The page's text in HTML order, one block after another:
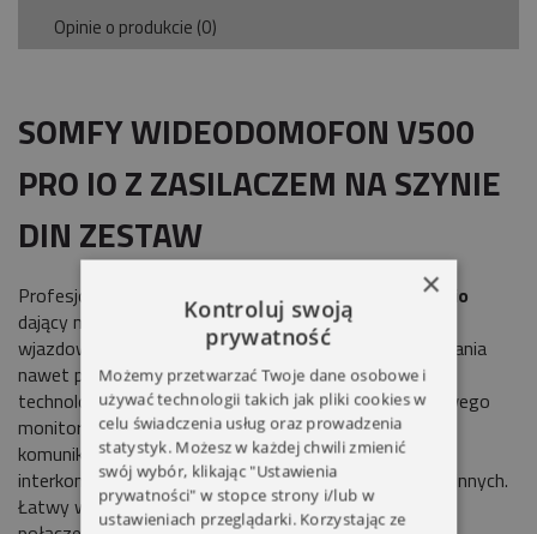
Opinie o produkcie (0)
SOMFY WIDEODOMOFON V500
PRO IO Z ZASILACZEM NA SZYNIE
DIN ZESTAW
Profesjonalny, intuicyjny wideodomofony
V 500 PRO io
dający możliwość przewodowego otwierania bramy
wjazdowej i furtki, oraz nadajnik z możliwością sterowania
nawet pięcioma urządzeniami lub grupami urządzeń w
technologiiio. Posiada opcję zainstalowania dodatkowego
monitora wewnętrznego (maks. 2), przez który można
komunikować się z monitorem głównym na zasadzie
interkomu. Szczególnie polecany do domów jednorodzinnych.
Łatwy w montażu dzięki uchwytom montażowym i
×
Kontroluj swoją
prywatność
Możemy przetwarzać Twoje dane osobowe i
używać technologii takich jak pliki cookies w
celu świadczenia usług oraz prowadzenia
statystyk. Możesz w każdej chwili zmienić
swój wybór, klikając "Ustawienia
prywatności" w stopce strony i/lub w
ustawieniach przeglądarki. Korzystając ze